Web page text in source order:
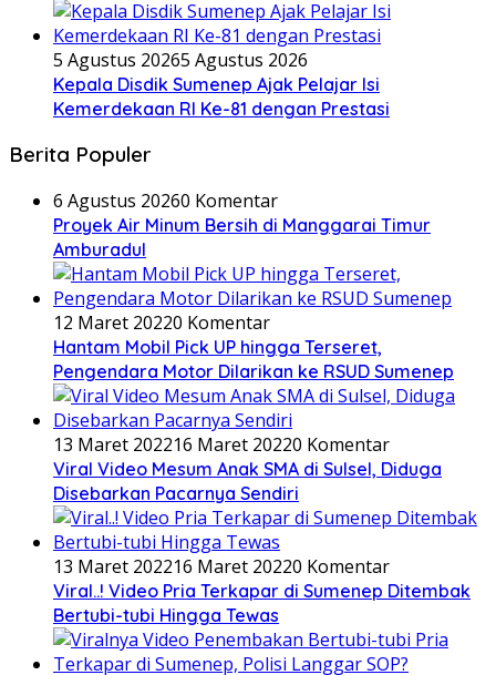
5 Agustus 20265 Agustus 2026
Kepala Disdik Sumenep Ajak Pelajar Isi
Kemerdekaan RI Ke-81 dengan Prestasi
Berita Populer
6 Agustus 20260 Komentar
Proyek Air Minum Bersih di Manggarai Timur
Amburadul
12 Maret 20220 Komentar
Hantam Mobil Pick UP hingga Terseret,
Pengendara Motor Dilarikan ke RSUD Sumenep
13 Maret 202216 Maret 20220 Komentar
Viral Video Mesum Anak SMA di Sulsel, Diduga
Disebarkan Pacarnya Sendiri
13 Maret 202216 Maret 20220 Komentar
Viral..! Video Pria Terkapar di Sumenep Ditembak
Bertubi-tubi Hingga Tewas